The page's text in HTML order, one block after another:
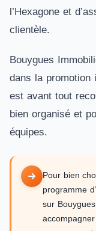
l’Hexagone et
clientèle.
Bouygues
dans la promotion
est avant tout
bien organisé et
équipes.
Pour bien
programme
sur